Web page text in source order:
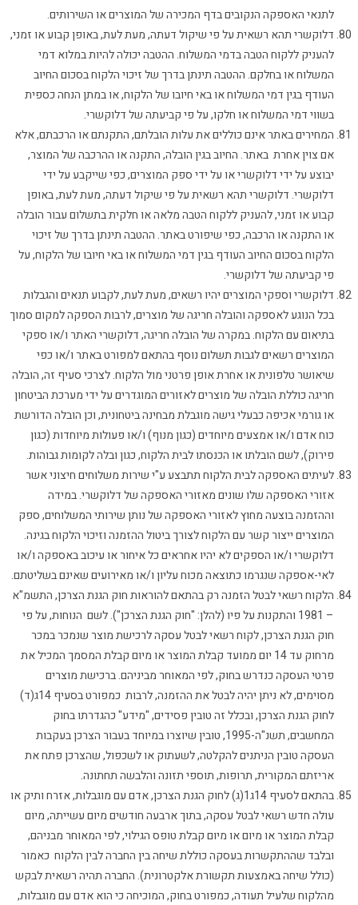
לתנאי האספקה הנקובים בדף המכירה של המוצרים או השירותים.
דלוקשרי תהא רשאית על פי שיקול דעתה, מעת לעת, באופן קבוע או זמני,
להעניק ללקוח הטבה בדמי המשלוח. ההטבה יכולה להיות במלוא דמי
המשלוח או בחלקם. ההטבה תינתן בדרך של זיכוי הלקוח בסכום החיוב
העודף בגין דמי המשלוח או באי חיובו של הלקוח, או במתן הנחה כספית
בשווי דמי המשלוח או חלקו, על פי קביעתה של דלוקשרי.
המחירים באתר אינם כוללים את עלות הובלתם, התקנתם או הרכבתם, אלא
אם צוין אחרת באתר. החיוב בגין הובלה, התקנה או ההרכבה של המוצר,
יבוצע על ידי דלוקשרי או על ידי ספק המוצרים, כפי שייקבע על ידי
דלוקשרי. דלוקשרי תהא רשאית על פי שיקול דעתה, מעת לעת, באופן
קבוע או זמני, להעניק ללקוח הטבה מלאה או חלקית בתשלום עבור הובלה
או התקנה או הרכבה, כפי שיפורט באתר. ההטבה תינתן בדרך של זיכוי
הלקוח בסכום החיוב העודף בגין דמי המשלוח או באי חיובו של הלקוח, על
פי קביעתה של דלוקשרי.
דלוקשרי וספקי המוצרים יהיו רשאים, מעת לעת, לקבוע תנאים והגבלות
בכל הנוגע לאספקה והובלה חריגה של מוצרים, לרבות הספקה למקום סמוך
בתיאום עם הלקוח. במקרה של הובלה חריגה, דלוקשרי האתר ו/או ספקי
המוצרים רשאים לגבות תשלום נוסף בהתאם למפורט באתר ו/או כפי
שיאושר טלפונית או אחרת אופן פרטני מול הלקוח. לצרכי סעיף זה, הובלה
חריגה כוללת הובלה של מוצרים לאזורים המוגדרים על ידי מערכת הביטחון
או גורמי אכיפה כבעלי גישה מוגבלת מבחינה ביטחונית, וכן הובלה הדורשת
כוח אדם ו/או אמצעים מיוחדים (כגון מנוף) ו/או פעולות מיוחדות (כגון
פירוק), לשם הובלתו או הכנסתו לבית הלקוח, כגון ובלה לקומות גבוהות.
לעיתים האספקה לבית הלקוח תתבצע ע"י שירות משלוחים חיצוני אשר
אזורי האספקה שלו שונים מאזורי האספקה של דלוקשרי. במידה
וההזמנה בוצעה מחוץ לאזורי האספקה של נותן שירותי המשלוחים, ספק
המוצרים ייצור קשר עם הלקוח לצורך ביטול ההזמנה וזיכוי הלקוח בגינה.
דלוקשרי ו/או הספקים לא יהיו אחראים כל איחור או עיכוב באספקה ו/או
לאי-אספקה שנגרמו כתוצאה מכוח עליון ו/או מאירועים שאינם בשליטתם.
הלקוח רשאי לבטל הזמנה רק בהתאם להוראות חוק הגנת הצרכן, התשמ"א
– 1981 והתקנות על פיו (להלן: "חוק הגנת הצרכן"). לשם הנוחות, על פי
חוק הגנת הצרכן, לקוח רשאי לבטל עסקה לרכישת מוצר שנמכר במכר
מרחוק עד 14 יום ממועד קבלת המוצר או מיום קבלת המסמך המכיל את
פרטי העסקה כנדרש בחוק, לפי המאוחר מביניהם. ברכישת מוצרים
מסוימים, לא ניתן יהיה לבטל את ההזמנה, לרבות כמפורט בסעיף 14ג(ד)
לחוק הגנת הצרכן, ובכלל זה טובין פסידים, "מידע" כהגדרתו בחוק
המחשבים, תשנ"ה-1995, טובין שיוצרו במיוחד בעבור הצרכן בעקבות
העסקה טובין הניתנים להקלטה, לשעתוק או לשכפול, שהצרכן פתח את
אריזתם המקורית, תרופות, תוספי תזונה והלבשה תחתונה.
בהתאם לסעיף 14ג1(ג) לחוק הגנת הצרכן, אדם עם מוגבלות, אזרח ותיק או
עולה חדש רשאי לבטל עסקה, בתוך ארבעה חודשים מיום עשייתה, מיום
קבלת המוצר או מיום או מיום קבלת טופס הגילוי, לפי המאוחר מבניהם,
ובלבד שההתקשרות בעסקה כוללת שיחה בין החברה לבין הלקוח כאמור
(כולל שיחה באמצעות תקשורת אלקטרונית). החברה תהיה רשאית לבקש
מהלקוח שלעיל תעודה, כמפורט בחוק, המוכיחה כי הוא אדם עם מוגבלות,